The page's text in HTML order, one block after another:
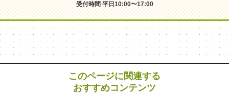
受付時間 平日10:00〜17:00
このページに関連する
おすすめコンテンツ